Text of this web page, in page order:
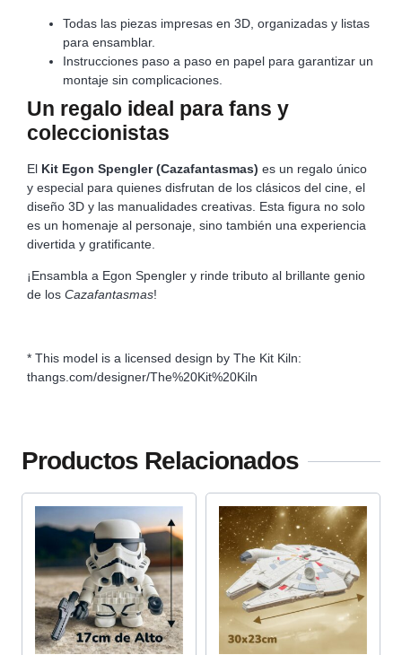
Todas las piezas impresas en 3D, organizadas y listas
para ensamblar.
Instrucciones paso a paso en papel para garantizar un
montaje sin complicaciones.
Un regalo ideal para fans y
coleccionistas
El Kit Egon Spengler (Cazafantasmas) es un regalo único
y especial para quienes disfrutan de los clásicos del cine, el
diseño 3D y las manualidades creativas. Esta figura no solo
es un homenaje al personaje, sino también una experiencia
divertida y gratificante.
¡Ensambla a Egon Spengler y rinde tributo al brillante genio
de los Cazafantasmas!
* This model is a licensed design by The Kit Kiln:
thangs.com/designer/The%20Kit%20Kiln
Productos Relacionados